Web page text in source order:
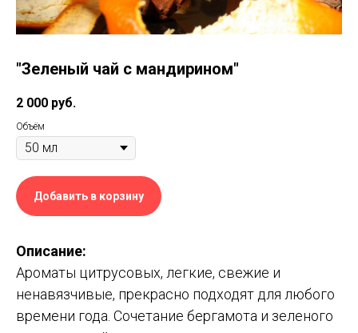
"Зеленый чай с мандирином"
2 000 руб.
Объём
Добавить в корзину
Описание:
Ароматы цитрусовых, легкие, свежие и
ненавязчивые, прекрасно подходят для любого
времени года. Сочетание бергамота и зеленого